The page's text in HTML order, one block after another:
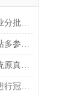
多参数水质测量仪解决水质行业分批检测耗时的苦恼
数据大屏显示！济南大学土壤站多参数监测站的应用
雷光春：国家公园需以生态系统原真性保护为目标
如何正确使用植物冠层分析仪进行冠层结构的测量和分析？